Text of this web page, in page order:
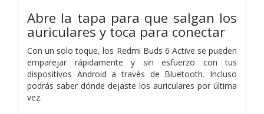
Abre la tapa para que salgan los
auriculares y toca para conectar
Con un solo toque, los Redmi Buds 6 Active se pueden
emparejar rápidamente y sin esfuerzo con tus
dispositivos Android a través de Bluetooth. Incluso
podrás saber dónde dejaste los auriculares por última
vez.